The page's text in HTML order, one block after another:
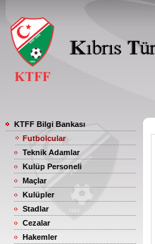
KTFF Bilgi Bankası
Futbolcular
Teknik Adamlar
Kulüp Personeli
Maçlar
Kulüpler
Stadlar
Cezalar
Hakemler